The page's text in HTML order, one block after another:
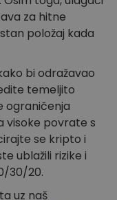
za hitne
položaj kada
bi odražavao
temeljito
ograničenja
visoke povrate s
se kripto i
ublažili rizike i
30/20.
uz naš